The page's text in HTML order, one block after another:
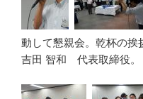
動して懇親会。乾杯の
吉田 智和 代表取締役。